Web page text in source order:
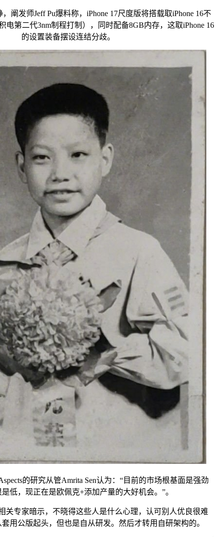
发师Jeff Pu爆料称，iPhone 17尺度版将搭载取iPhone 16不
电第二代3nm制程打制），同时配备8GB内存，这取iPhone 16
的设置装备摆设连结分歧。
的研究从管Amrita Sen认为：“目前的市场根基面是强劲
低，现正在是欧佩克+添加产量的大好机会。”。
家暗示，不晓得这些人是什么心理，认可别人优良很难
用公版起头，但也是自从研发。然后才转用自研架构的。